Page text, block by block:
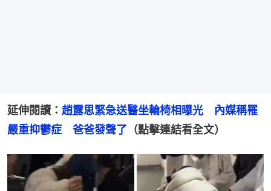
延伸閱讀： 趙露思緊急送醫坐輪椅相曝光　內媒稱罹
嚴重抑鬱症　爸爸發聲了 （點擊連結看全文）